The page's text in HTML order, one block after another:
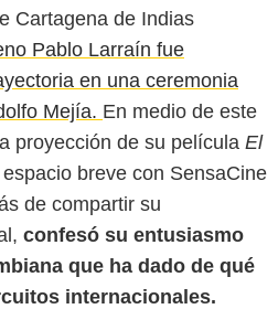
Cartagena de Indias
Pablo Larraín fue
en una ceremonia
Mejía. En medio de este
proyección de su película El
breve con SensaCine
de compartir su
confesó su entusiasmo
que ha dado de qué
internacionales.